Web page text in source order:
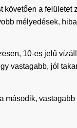
a felületet
mélyedések,
10-es jelű
vastagabb, jól
második,